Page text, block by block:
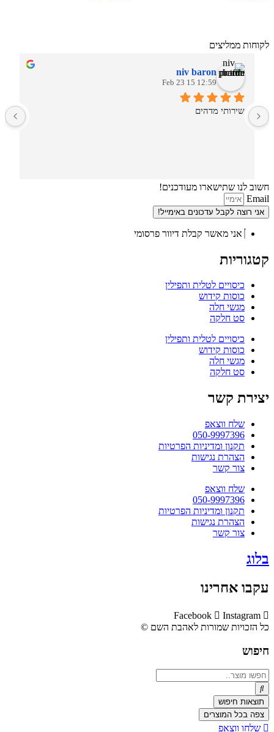
לקוחות ממליצים
niv baron
12:59 15 Feb 23
שירותי מדהים
חשוב לנו שתישארו מעודכנים!
Email
אני רוצה לקבל עדכונים באימייל!
אני מאשר קבלת דיוור פרסומי
קטגוריות
כיסויים לטלית ותפילין
כוסות קידוש
מגשי חלה
סט חלקה
כיסויים לטלית ותפילין
כוסות קידוש
מגשי חלה
סט חלקה
יצירת קשר
שלח ווצאפ
050-9997396
תקנון ומדיניות הפרטיות
הצהרת נגישות
צור קשר
שלח ווצאפ
050-9997396
תקנון ומדיניות הפרטיות
הצהרת נגישות
צור קשר
בלוג
עקבו אחרינו
Facebook
Instagram
כל הזכויות שמורות לאהבת השם ©​
חיפוש
Search
...
תוצאות חיפוש
צפה בכל המוצרים
שלחו ווצאפ